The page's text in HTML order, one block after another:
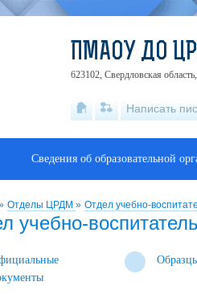
Отделы ЦРДМ » Отдел учебно-
учебно-
ПМАОУ ДО
623102, Свердловская
Написать
Сведения об образовательной